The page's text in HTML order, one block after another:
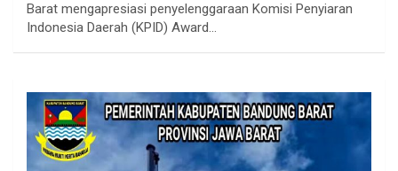
Barat mengapresiasi penyelenggaraan Komisi Penyiaran
Indonesia Daerah (KPID) Award…